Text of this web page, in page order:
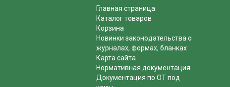
Главная страница
Каталог товаров
Корзина
Новинки законодательства о
журналах, формах, бланках
Карта сайта
Нормативная документация
Документация по ОТ под